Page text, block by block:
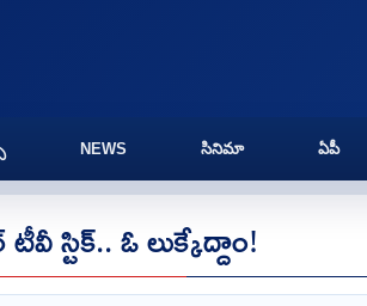
NEWS సినిమా ఏపీ
స్టిక్.. ఓ లుక్కేద్దాం!